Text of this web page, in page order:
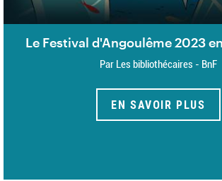
Le Festival d'Angoulême 2023
Par Les bibliothécaires - BnF
EN SAVOIR PLUS